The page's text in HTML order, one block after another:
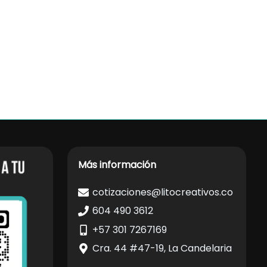
Más información
cotizaciones@litocreativos.co
604 490 3612
+57 301 7267169
Cra. 44 #47-19, La Candelaria